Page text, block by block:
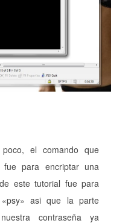
el comando que
fue para encriptar una
este tutorial fue para
asi que la parte
contraseña ya